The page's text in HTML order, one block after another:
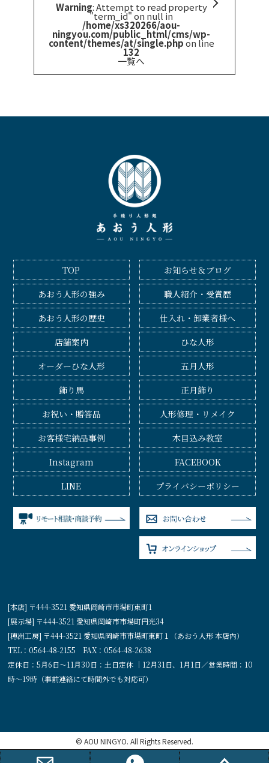
Warning: Attempt to read property
"term_id" on null in
/home/xs320266/aou-
ningyou.com/public_html/cms/wp-
content/themes/at/single.phpon line
132
一覧へ
TOP
お知らせ＆ブログ
あおう人形の強み
職人紹介・受賞歴
あおう人形の歴史
仕入れ・卸業者様へ
店舗案内
ひな人形
オーダーひな人形
五月人形
飾り馬
正月飾り
お祝い・贈答品
人形修理・リメイク
お客様宅納品事例
木目込み教室
Instagram
FACEBOOK
LINE
プライバシーポリシー
[本店] 〒444-3521 愛知県岡崎市市場町東町1
[展示場] 〒444-3521 愛知県岡崎市市場町円光34
[穂洲工房] 〒444-3521 愛知県岡崎市市場町東町１（あおう人形 本店内）
TEL：0564-48-2155 FAX：0564-48-2638
定休日：5月6日〜11月30日：土日定休 ｜12月31日、1月1日／営業時間：10
時〜19時（事前連絡にて時間外でも対応可）
© AOU NINGYO. All Rights Reserved.